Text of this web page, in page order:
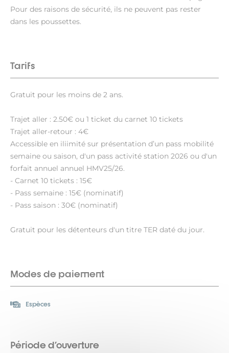
Pour des raisons de sécurité, ils ne peuvent pas rester
dans les poussettes.
Tarifs
Gratuit pour les moins de 2 ans.
Trajet aller : 2.50€ ou 1 ticket du carnet 10 tickets
Trajet aller-retour : 4€
Accessible en iliimité sur présentation d’un pass mobilité
semaine ou saison, d'un pass activité station 2026 ou d'un
forfait annuel annuel HMV25/26.
- Carnet 10 tickets : 15€
- Pass semaine : 15€ (nominatif)
- Pass saison : 30€ (nominatif)
Gratuit pour les détenteurs d'un titre TER daté du jour.
Modes de paiement
Espèces
Période d'ouverture